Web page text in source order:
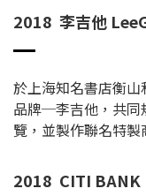
2018 李吉他
於上海知名書店衡
品牌─李吉他，共同
覽，並製作聯名特製
2018 CITI BANK